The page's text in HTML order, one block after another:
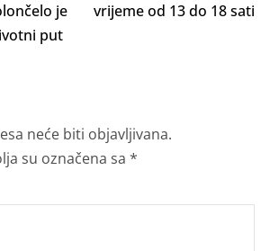
je
put
vrijeme od 13 do 18 sati
neće biti objavljivana.
su označena sa *